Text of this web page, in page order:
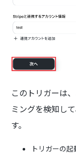
このトリガーは
ミングを検知し
す。
トリガーの